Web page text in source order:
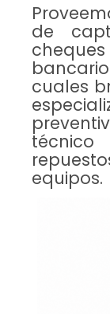
de
cuales
equipos.